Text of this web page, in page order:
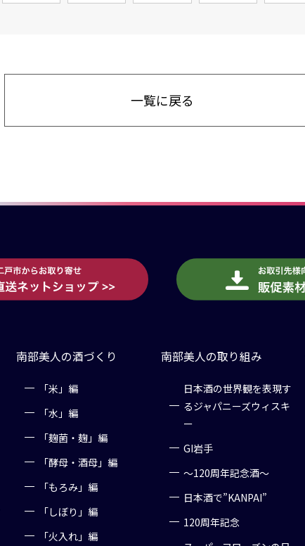
一覧に戻る
南部美人の酒づくり
「米」編
「水」編
「麹菌・麹」編
「酵母・酒母」編
「もろみ」編
「しぼり」編
「火入れ」編
南部美人の取り組み
日本酒の世界観を表現す
るジャパニーズウィスキ
ー
GI岩手
～120周年記念酒～
日本酒で”KANPAI”
120周年記念